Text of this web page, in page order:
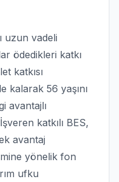
uzun vadeli
ödedikleri katkı
katkısı
kalarak 56 yaşını
avantajlı
katkılı BES,
avantaj
yönelik fon
ufku